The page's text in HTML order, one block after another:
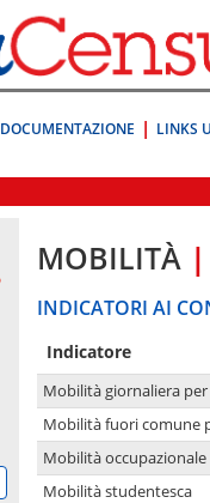
DOCUMENTAZIONE LINKS
MOBILITÀ |
INDICATORI AI
Indicatore
Mobilità giornaliera
Mobilità fuori comune
Mobilità occupazionale
Mobilità studentesca